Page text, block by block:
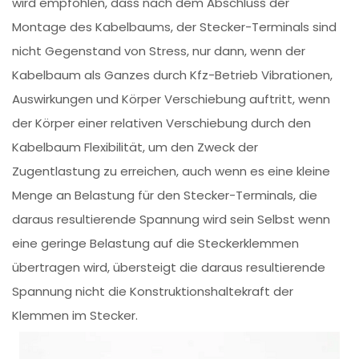
Montage des Kabelbaums, der Stecker-Terminals sind
nicht Gegenstand von Stress, nur dann, wenn der
Kabelbaum als Ganzes durch Kfz-Betrieb Vibrationen,
Auswirkungen und Körper Verschiebung auftritt, wenn
der Körper einer relativen Verschiebung durch den
Kabelbaum Flexibilität, um den Zweck der
Zugentlastung zu erreichen, auch wenn es eine kleine
Menge an Belastung für den Stecker-Terminals, die
daraus resultierende Spannung wird sein Selbst wenn
eine geringe Belastung auf die Steckerklemmen
übertragen wird, übersteigt die daraus resultierende
Spannung nicht die Konstruktionshaltekraft der
Klemmen im Stecker.